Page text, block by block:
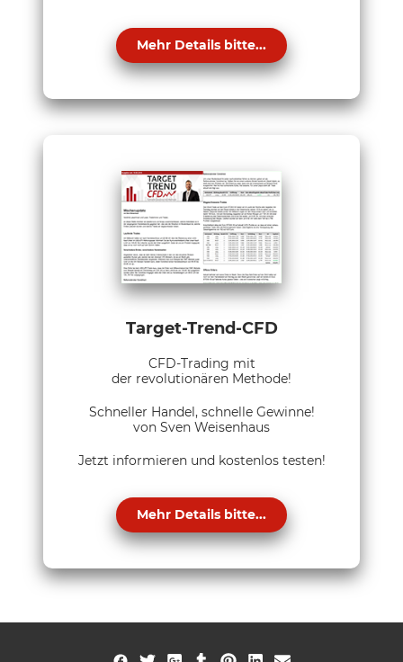
Mehr Details bitte...
Target-Trend-CFD
CFD-Trading mit
der revolutionären Methode!
Schneller Handel, schnelle Gewinne!
von Sven Weisenhaus
Jetzt informieren und kostenlos testen!
Mehr Details bitte...